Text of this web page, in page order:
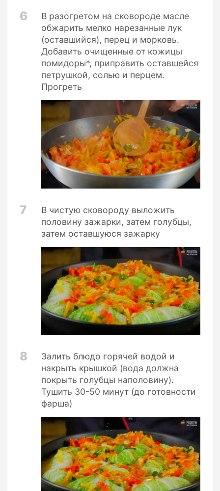
6
В разогретом на сковороде масле
обжарить мелко нарезанные лук
(оставшийся), перец и морковь.
Добавить очищенные от кожицы
помидоры*, приправить оставшейся
петрушкой, солью и перцем.
Прогреть
7
В чистую сковороду выложить
половину зажарки, затем голубцы,
затем оставшуюся зажарку
8
Залить блюдо горячей водой и
накрыть крышкой (вода должна
покрыть голубцы наполовину).
Тушить 30-50 минут (до готовности
фарша)